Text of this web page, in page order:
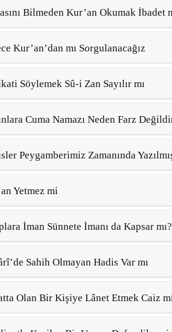
Bilmeden Kur’an Okumak İbadet
Kur’an’dan mı Sorgulanacağız
Söylemek Sû-i Zan Sayılır mı
Cuma Namazı Neden Farz
Peygamberimiz Zamanında
Yetmez mi
İman Sünnete İmanı da Kapsar mı?
Sahih Olmayan Hadis Var mı
Olan Bir Kişiye Lânet Etmek Caiz